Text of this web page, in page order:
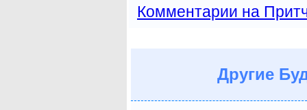
Комментарии на
Другие